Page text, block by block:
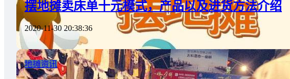
摆地摊卖床单十元模式，产品以及进货方法介绍
2020-11-30 20:38:36
地摊资讯